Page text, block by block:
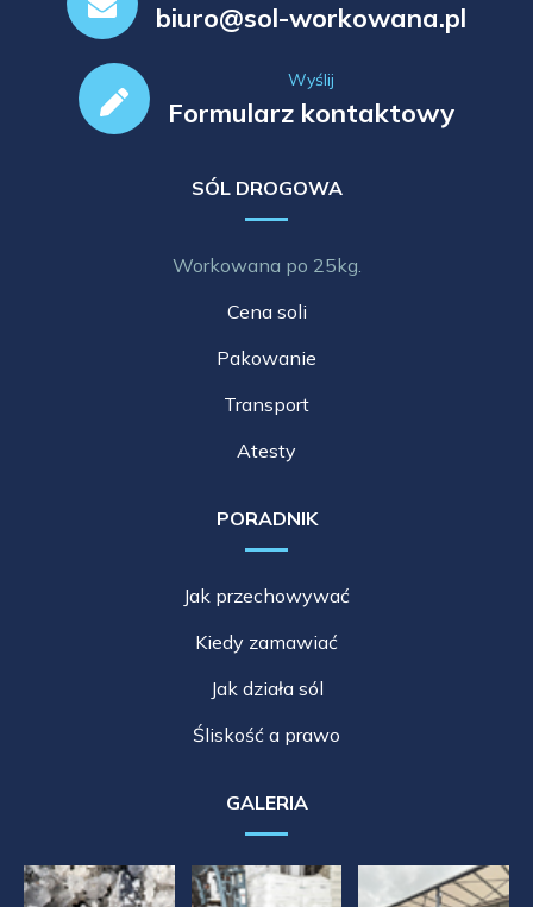
biuro@sol-workowana.pl
Wyślij
Formularz kontaktowy
SÓL DROGOWA
Workowana po 25kg.
Cena soli
Pakowanie
Transport
Atesty
PORADNIK
Jak przechowywać
Kiedy zamawiać
Jak działa sól
Śliskość a prawo
GALERIA